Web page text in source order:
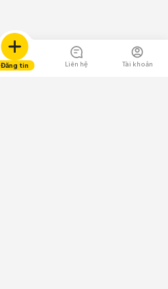
Đăng tin Liên hệ Tài khoản